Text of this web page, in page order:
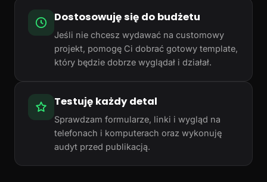
Dostosowuję się do budżetu
Jeśli nie chcesz wydawać na customowy
projekt, pomogę Ci dobrać gotowy template,
który będzie dobrze wyglądał i działał.
Testuję każdy detal
Sprawdzam formularze, linki i wygląd na
telefonach i komputerach oraz wykonuję
audyt przed publikacją.